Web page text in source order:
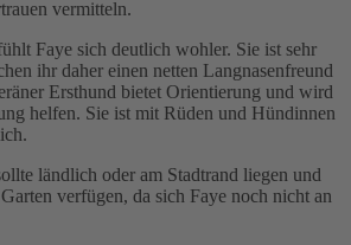
vermitteln.
Faye sich deutlich wohler. Sie ist sehr
ihr daher einen netten Langnasenfreund
Ersthund bietet Orientierung und wird
helfen. Sie ist mit Rüden und Hündinnen
ländlich oder am Stadtrand liegen und
verfügen, da sich Faye noch nicht an